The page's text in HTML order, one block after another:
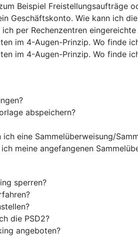
Beispiel Freistellungsaufträge
Geschäftskonto. Wie kann ich
per Rechenzentren eingereichte
im 4-Augen-Prinzip. Wo finde
im 4-Augen-Prinzip. Wo finde
abspeichern?
eine Sammelüberweisung/
meine angefangenen
sperren?
die PSD2?
angeboten?